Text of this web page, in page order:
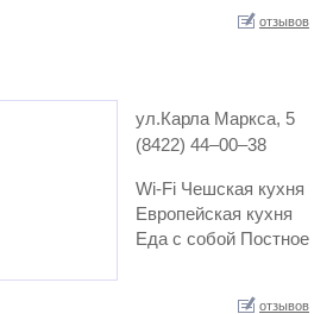
отзывов
ул.Карла Маркса, 5
(8422) 44‒00‒38
Wi-Fi Чешская кухня
Европейская кухня
Еда с собой Постное
отзывов